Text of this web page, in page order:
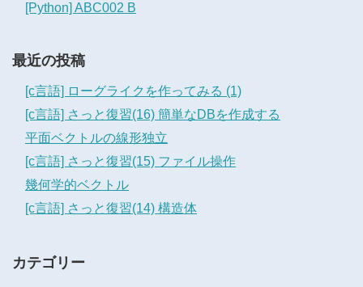
[Python] ABC002 B
最近の投稿
[c言語] ローグライクを作ってみる (1)
[c言語] さっと復習(16) 簡単なDBを作成する
平面ベクトルの線形独立
[c言語] さっと復習(15) ファイル操作
幾何学的ベクトル
[c言語] さっと復習(14) 構造体
カテゴリー